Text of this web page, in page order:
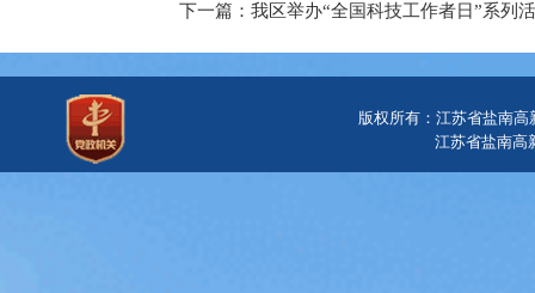
下一篇：我区举办“全国科技工作者日”系列
版权所有：江苏省盐南
江苏省盐南